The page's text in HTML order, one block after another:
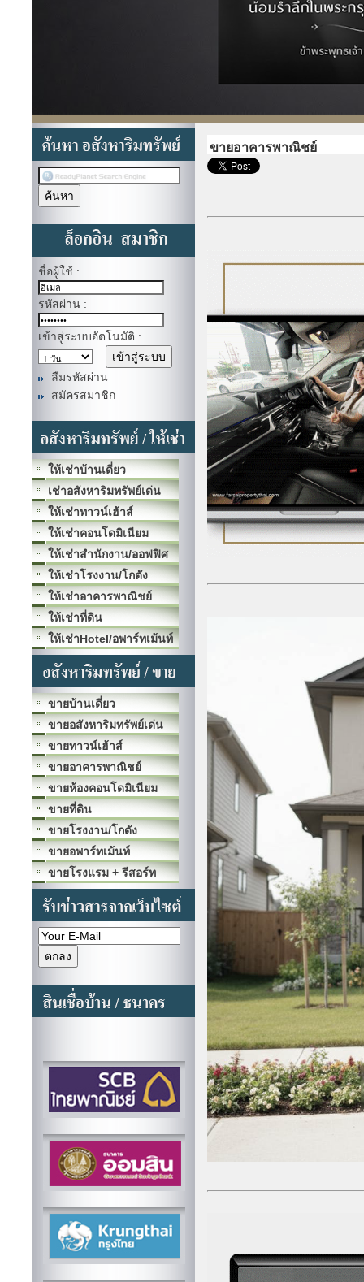
ชื่อผู้ใช้ :
รหัสผ่าน :
เข้าสู่ระบบอัตโนมัติ :
ลืมรหัสผ่าน
สมัครสมาชิก
ให้เช่าบ้านเดี่ยว
เช่าอสังหาริมทรัพย์เด่น
ให้เช่าทาวน์เฮ้าส์
ให้เช่าคอนโดมิเนียม
ให้เช่าสำนักงาน/ออฟฟิศ
ให้เช่าโรงงาน/โกดัง
ให้เช่าอาคารพาณิชย์
ให้เช่าที่ดิน
ให้เช่าHotel/อพาร์ทเม้นท์
ขายบ้านเดี่ยว
ขายอสังหาริมทรัพย์เด่น
ขายทาวน์เฮ้าส์
ขายอาคารพาณิชย์
ขายห้องคอนโดมิเนียม
ขายที่ดิน
ขายโรงงาน/โกดัง
ขายอพาร์ทเม้นท์
ขายโรงแรม + รีสอร์ท
ขายอาคารพาณิชย์